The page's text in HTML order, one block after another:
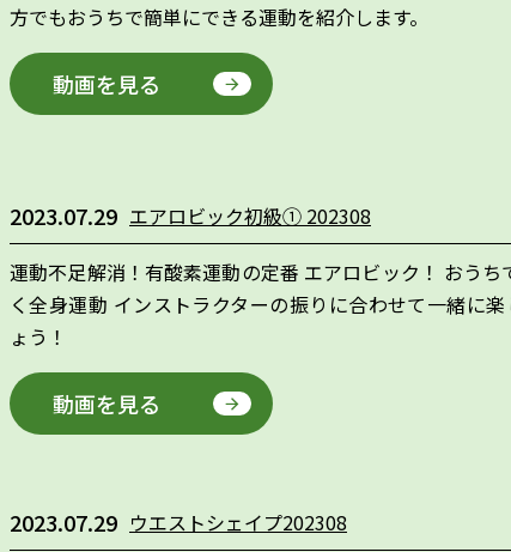
方でもおうちで簡単にできる運動を紹介します。
動画を見る
2023.07.29 エアロビック初級① 202308
運動不足解消！有酸素運動の定番 エアロビック！ おうち
く全身運動 インストラクターの振りに合わせて一緒に
ょう！
動画を見る
2023.07.29 ウエストシェイプ202308